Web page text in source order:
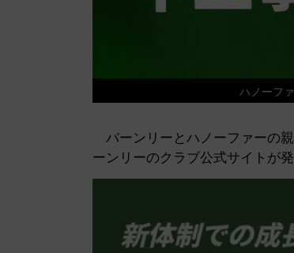
ハノーフ
バーンリーとハノーファーの
ーンリーのクラブ公式サイトが発